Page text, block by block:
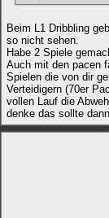
Beim L1 Dribbling
so nicht sehen.
Habe 2 Spiele
Auch mit den pacen
Spielen die von dir
Verteidigern (70er
vollen Lauf die
denke das sollte